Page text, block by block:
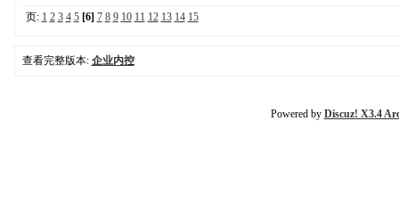
页: 1 2 3 4 5 [6] 7 8 9 10 11 12 13 14 15
查看完整版本: 企业内控
Powered by Discuz! X3.4